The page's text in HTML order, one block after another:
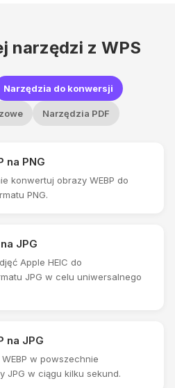
narzędzi z WPS
Narzędzia do konwersji
Narzędzia PDF
na PNG
konwertuj obrazy WEBP do
PNG.
JPG
Apple HEIC do
JPG w celu uniwersalnego
na JPG
w powszechnie
JPG w ciągu kilku sekund.